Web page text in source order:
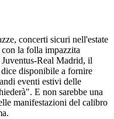
concerti sicuri nell'estate
con la folla impazzita
Real Madrid, il
disponibile a fornire
eventi estivi delle
E non sarebbe una
manifestazioni del calibro